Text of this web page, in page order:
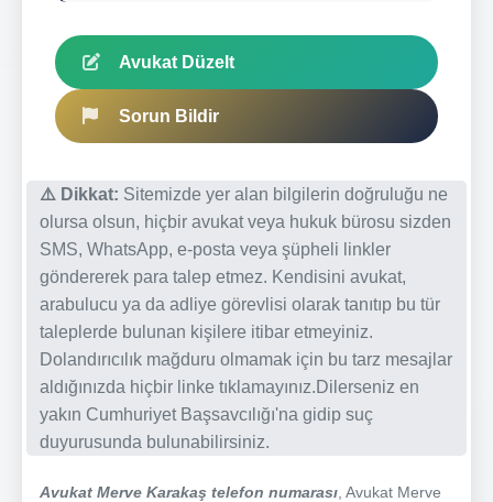
Avukat Düzelt
Sorun Bildir
⚠️ Dikkat: Sitemizde yer alan bilgilerin doğruluğu ne
olursa olsun, hiçbir avukat veya hukuk bürosu sizden
SMS, WhatsApp, e-posta veya şüpheli linkler
göndererek para talep etmez. Kendisini avukat,
arabulucu ya da adliye görevlisi olarak tanıtıp bu tür
taleplerde bulunan kişilere itibar etmeyiniz.
Dolandırıcılık mağduru olmamak için bu tarz mesajlar
aldığınızda hiçbir linke tıklamayınız.Dilerseniz en
yakın Cumhuriyet Başsavcılığı'na gidip suç
duyurusunda bulunabilirsiniz.
Avukat Merve Karakaş telefon numarası , Avukat Merve